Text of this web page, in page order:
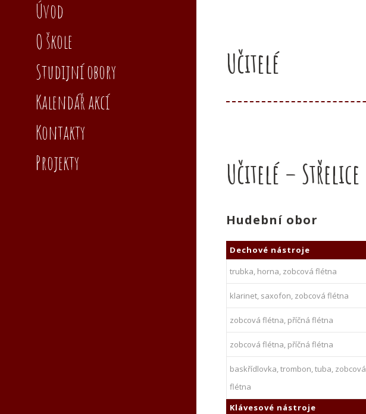
Úvod
O škole
Studijní obory
Kalendář akcí
Kontakty
Projekty
Učitelé
Učitelé – Střelice
Hudební obor
Dechové nástroje
trubka, horna, zobcová flétna
klarinet, saxofon, zobcová flétna
zobcová flétna, příčná flétna
zobcová flétna, příčná flétna
baskřídlovka, trombon, tuba, zobcová
flétna
Klávesové nástroje